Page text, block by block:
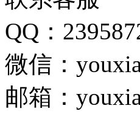
QQ：
微信：
邮箱：